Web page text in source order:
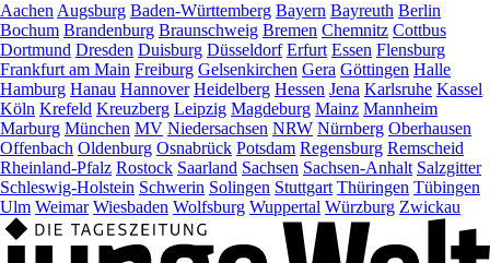
AachenAugsburg Baden-Württemberg Bayern Bayreuth Berlin
Bochum Brandenburg Braunschweig Bremen Chemnitz Cottbus
Dortmund Dresden Duisburg Düsseldorf Erfurt Essen Flensburg
Frankfurt am Main Freiburg Gelsenkirchen Gera Göttingen Halle
Hamburg Hanau Hannover Heidelberg Hessen Jena Karlsruhe Kassel
Köln Krefeld Kreuzberg Leipzig Magdeburg Mainz Mannheim
Marburg München MV Niedersachsen NRW Nürnberg Oberhausen
Offenbach Oldenburg Osnabrück Potsdam Regensburg Remscheid
Rheinland-Pfalz Rostock Saarland Sachsen Sachsen-Anhalt Salzgitter
Schleswig-Holstein Schwerin Solingen Stuttgart Thüringen Tübingen
Ulm Weimar Wiesbaden Wolfsburg Wuppertal Würzburg Zwickau